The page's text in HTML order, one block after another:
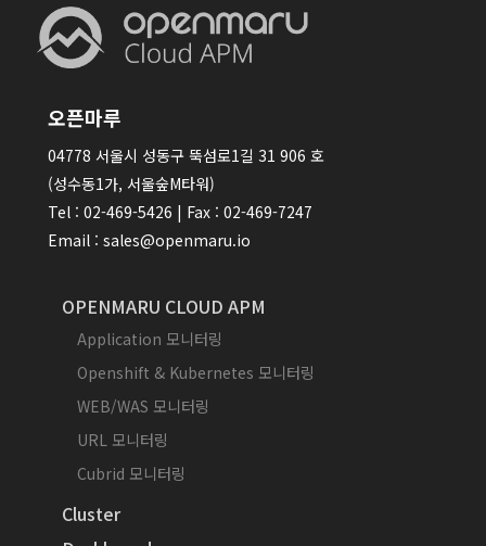
오픈마루
04778 서울시 성동구 뚝섬로1길 31 906 호
(성수동1가, 서울숲M타워)
Tel : 02-469-5426 | Fax : 02-469-7247
Email : sales@openmaru.io
OPENMARU CLOUD APM
Application 모니터링
Openshift & Kubernetes 모니터링
WEB/WAS 모니터링
URL 모니터링
Cubrid 모니터링
Cluster